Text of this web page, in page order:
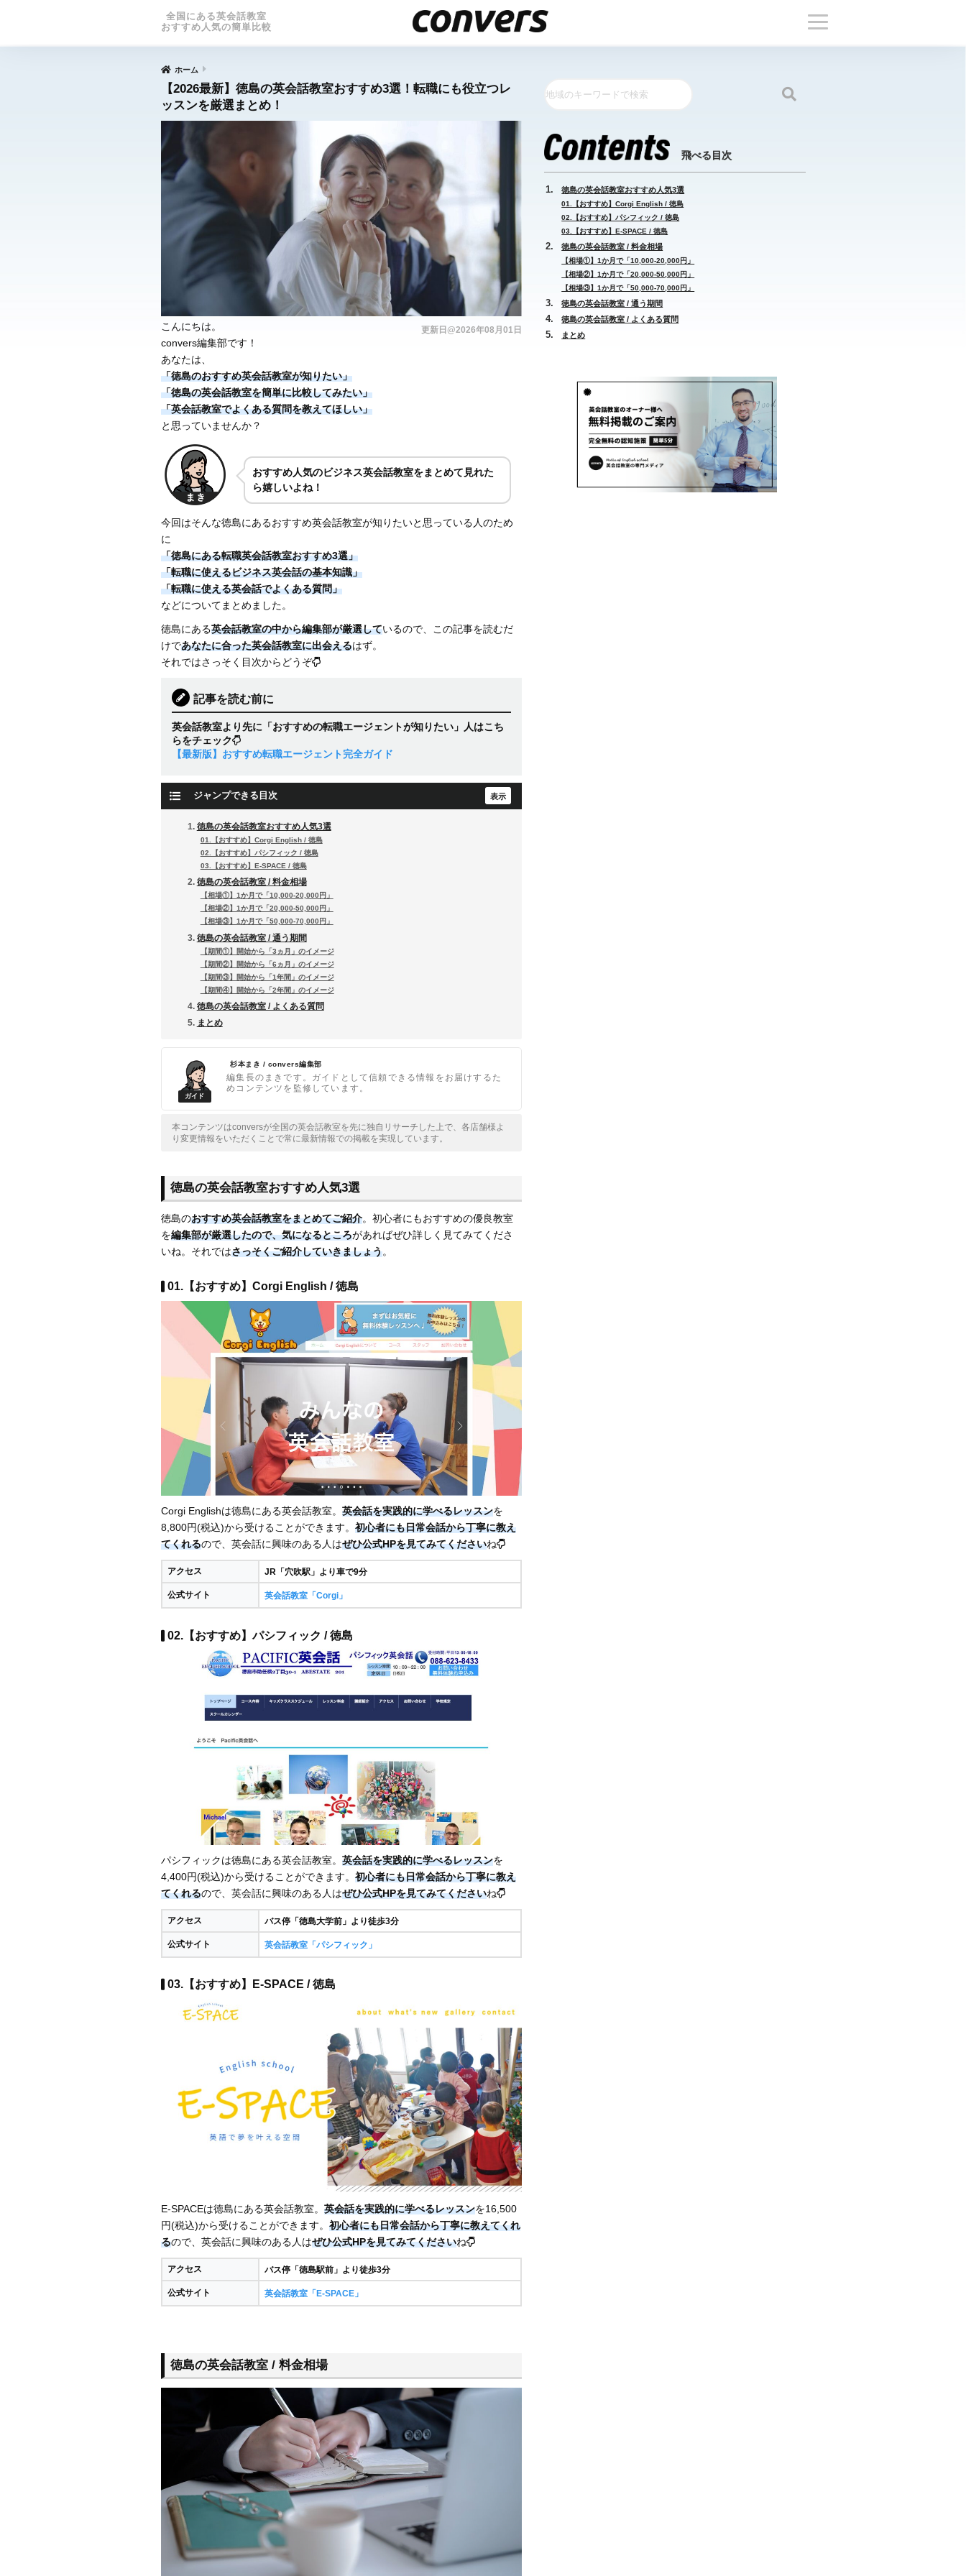
全国にある英会話教室
おすすめ人気の簡単比較
ホーム
【2026最新】徳島の英会話教室おすすめ3選！転職にも役立つレ
ッスンを厳選まとめ！
更新日@2026年08月01日
こんにちは。
convers編集部です！
あなたは、
「徳島のおすすめ英会話教室が知りたい」
「徳島の英会話教室を簡単に比較してみたい」
「英会話教室でよくある質問を教えてほしい」
と思っていませんか？
おすすめ人気のビジネス英会話教室をまとめて見れた
ら嬉しいよね！
今回はそんな徳島にあるおすすめ英会話教室が知りたいと思っている人のため
に
「徳島にある転職英会話教室おすすめ3選」
「転職に使えるビジネス英会話の基本知識」
「転職に使える英会話でよくある質問」
などについてまとめました。
徳島にある英会話教室の中から編集部が厳選しているので、この記事を読むだ
けであなたに合った英会話教室に出会えるはず。
それではさっそく目次からどうぞ
記事を読む前に
英会話教室より先に「おすすめの転職エージェントが知りたい」人はこち
らをチェック
【最新版】おすすめ転職エージェント完全ガイド
ジャンプできる目次
徳島の英会話教室おすすめ人気3選
01.【おすすめ】Corgi English / 徳島
02.【おすすめ】パシフィック / 徳島
03.【おすすめ】E-SPACE / 徳島
徳島の英会話教室 / 料金相場
【相場①】1か月で「10,000-20,000円」
【相場②】1か月で「20,000-50,000円」
【相場③】1か月で「50,000-70,000円」
徳島の英会話教室 / 通う期間
【期間①】開始から「3ヵ月」のイメージ
【期間②】開始から「6ヵ月」のイメージ
【期間③】開始から「1年間」のイメージ
【期間④】開始から「2年間」のイメージ
徳島の英会話教室 / よくある質問
まとめ
杉本まき / convers編集部
編集長のまきです。ガイドとして信頼できる情報をお届けするた
めコンテンツを監修しています。
本コンテンツはconversが全国の英会話教室を先に独自リサーチした上で、各店舗様よ
り変更情報をいただくことで常に最新情報での掲載を実現しています。
徳島の英会話教室おすすめ人気3選
徳島のおすすめ英会話教室をまとめてご紹介。初心者にもおすすめの優良教室
を編集部が厳選したので、気になるところがあればぜひ詳しく見てみてくださ
いね。それではさっそくご紹介していきましょう。
01.【おすすめ】Corgi English / 徳島
Corgi Englishは徳島にある英会話教室。 英会話を実践的に学べるレッスンを
8,800円(税込)から受けることができます。 初心者にも日常会話から丁寧に教え
てくれるので、英会話に興味のある人はぜひ公式HPを見てみてくださいね
アクセス JR「穴吹駅」より車で9分
公式サイト 英会話教室「Corgi」
02.【おすすめ】パシフィック / 徳島
パシフィックは徳島にある英会話教室。 英会話を実践的に学べるレッスンを
4,400円(税込)から受けることができます。 初心者にも日常会話から丁寧に教え
てくれるので、英会話に興味のある人はぜひ公式HPを見てみてくださいね
アクセス バス停「徳島大学前」より徒歩3分
公式サイト 英会話教室「パシフィック」
03.【おすすめ】E-SPACE / 徳島
E-SPACEは徳島にある英会話教室。 英会話を実践的に学べるレッスンを16,500
円(税込)から受けることができます。 初心者にも日常会話から丁寧に教えてくれ
るので、英会話に興味のある人はぜひ公式HPを見てみてくださいね
アクセス バス停「徳島駅前」より徒歩3分
公式サイト 英会話教室「E-SPACE」
徳島の英会話教室 / 料金相場
徳島の英会話教室おすすめ人気3選
01.【おすすめ】Corgi English / 徳島
02.【おすすめ】パシフィック / 徳島
03.【おすすめ】E-SPACE / 徳島
徳島の英会話教室 / 料金相場
【相場①】1か月で「10,000-20,000円」
【相場②】1か月で「20,000-50,000円」
【相場③】1か月で「50,000-70,000円」
徳島の英会話教室 / 通う期間
徳島の英会話教室 / よくある質問
まとめ